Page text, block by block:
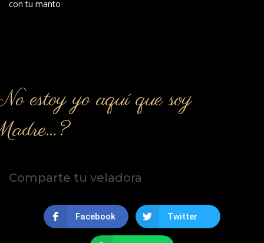
con tu manto
estoy yo aquí que soy
Comparte tu veladora
Facebook Twitter